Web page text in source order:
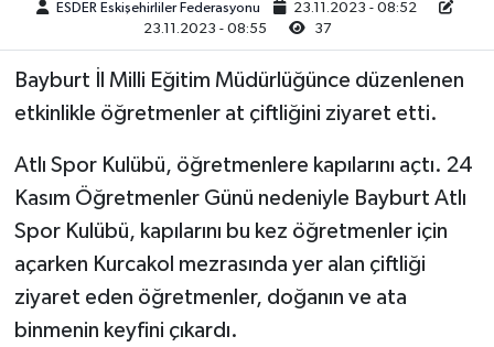
ESDER Eskişehirliler Federasyonu
23.11.2023 - 08:52
23.11.2023 - 08:55
37
Bayburt İl Milli Eğitim Müdürlüğünce düzenlenen
etkinlikle öğretmenler at çiftliğini ziyaret etti.
Atlı Spor Kulübü, öğretmenlere kapılarını açtı. 24
Kasım Öğretmenler Günü nedeniyle Bayburt Atlı
Spor Kulübü, kapılarını bu kez öğretmenler için
açarken Kurcakol mezrasında yer alan çiftliği
ziyaret eden öğretmenler, doğanın ve ata
binmenin keyfini çıkardı.